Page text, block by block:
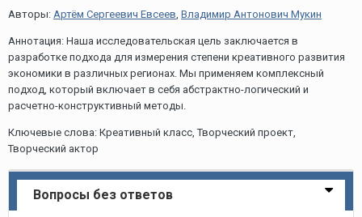
Авторы: Артём Сергеевич Евсеев, Владимир Антонович Мукин
Аннотация: Наша исследовательская цель заключается в
разработке подхода для измерения степени креативного развития
экономики в различных регионах. Мы применяем комплексный
подход, который включает в себя абстрактно-логический и
расчетно-конструктивный методы.
Ключевые слова: Креативный класс, Творческий проект,
Творческий актор
Вопросы без ответов